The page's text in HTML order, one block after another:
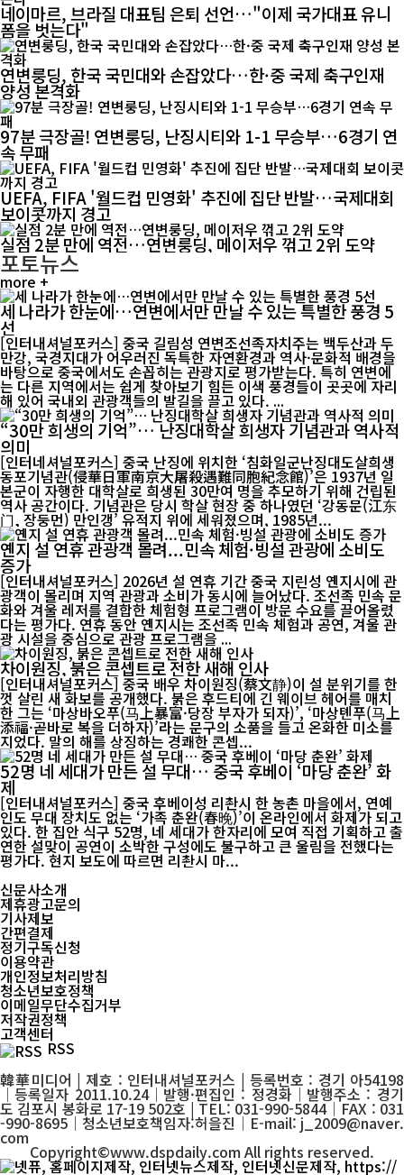
네이마르, 브라질 대표팀 은퇴 선언…"이제 국가대표 유니
폼을 벗는다"
연변룽딩, 한국 국민대와 손잡았다…한·중 국제 축구인재
양성 본격화
97분 극장골! 연변룽딩, 난징시티와 1-1 무승부…6경기 연
속 무패
UEFA, FIFA '월드컵 민영화' 추진에 집단 반발…국제대회
보이콧까지 경고
실점 2분 만에 역전…연변룽딩, 메이저우 꺾고 2위 도약
포토뉴스
more +
세 나라가 한눈에…연변에서만 만날 수 있는 특별한 풍경 5
선
[인터내셔널포커스] 중국 길림성 연변조선족자치주는 백두산과 두
만강, 국경지대가 어우러진 독특한 자연환경과 역사·문화적 배경을
바탕으로 중국에서도 손꼽히는 관광지로 평가받는다. 특히 연변에
는 다른 지역에서는 쉽게 찾아보기 힘든 이색 풍경들이 곳곳에 자리
해 있어 국내외 관광객들의 발길을 끌고 있다. ...
“30만 희생의 기억”… 난징대학살 희생자 기념관과 역사적
의미
[인터네셔널포커스] 중국 난징에 위치한 ‘침화일군난징대도살희생
동포기념관(侵華日軍南京大屠殺遇難同胞紀念館)’은 1937년 일
본군이 자행한 대학살로 희생된 30만여 명을 추모하기 위해 건립된
역사 공간이다. 기념관은 당시 학살 현장 중 하나였던 ‘강동문(江东
门, 장둥먼) 만인갱’ 유적지 위에 세워졌으며, 1985년...
옌지 설 연휴 관광객 몰려...민속 체험·빙설 관광에 소비도
증가
[인터내셔널포커스] 2026년 설 연휴 기간 중국 지린성 옌지시에 관
광객이 몰리며 지역 관광과 소비가 동시에 늘어났다. 조선족 민속 문
화와 겨울 레저를 결합한 체험형 프로그램이 방문 수요를 끌어올렸
다는 평가다. 연휴 동안 옌지시는 조선족 민속 체험과 공연, 겨울 관
광 시설을 중심으로 관광 프로그램을 ...
차이원징, 붉은 콘셉트로 전한 새해 인사
[인터내셔널포커스] 중국 배우 차이원징(蔡文静)이 설 분위기를 한
껏 살린 새 화보를 공개했다. 붉은 후드티에 긴 웨이브 헤어를 매치
한 그는 ‘마상바오푸(马上暴富·당장 부자가 되자)’, ‘마상톈푸(马上
添福·곧바로 복을 더하자)’라는 문구의 소품을 들고 온화한 미소를
지었다. 말의 해를 상징하는 경쾌한 콘셉...
52명 네 세대가 만든 설 무대… 중국 후베이 ‘마당 춘완’ 화
제
[인터내셔널포커스] 중국 후베이성 리촨시 한 농촌 마을에서, 연예
인도 무대 장치도 없는 ‘가족 춘완(春晚)’이 온라인에서 화제가 되고
있다. 한 집안 식구 52명, 네 세대가 한자리에 모여 직접 기획하고 출
연한 설맞이 공연이 소박한 구성에도 불구하고 큰 울림을 전했다는
평가다. 현지 보도에 따르면 리촨시 마...
신문사소개
제휴광고문의
기사제보
간편결제
정기구독신청
이용약관
개인정보처리방침
청소년보호정책
이메일무단수집거부
저작권정책
고객센터
RSS
韓華미디어 | 제호 : 인터내셔널포커스 | 등록번호 : 경기 아54198
│등록일자 2011.10.24│발행·편집인 : 정경화│발행주소 : 경기
도 김포시 봉화로 17-19 502호 | TEL: 031-990-5844│FAX : 031
-990-8695│청소년보호책임자:허을진│E-mail: j_2009@naver.
com
Copyright©www.dspdaily.com All rights reserved.